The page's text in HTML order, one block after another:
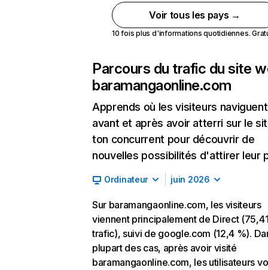
Voir tous les pays →
10 fois plus d'informations quotidiennes.
Parcours du trafic du site
baramangaonline.com
Apprends où les visiteurs naviguent
avant et après avoir atterri sur le
ton concurrent pour découvrir de
nouvelles possibilités d'attirer leur
Ordinateur juin 2026
Sur baramangaonline.com, les visiteurs
viennent principalement de Direct
trafic), suivi de google.com (12,4 %).
plupart des cas, après avoir visité
baramangaonline.com, les utilisateurs